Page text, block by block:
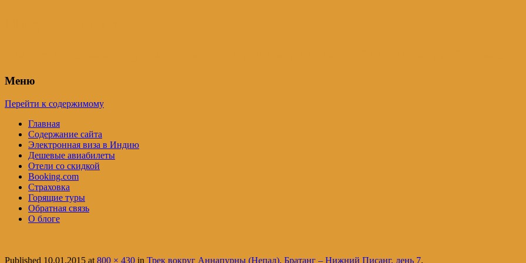
Меню
Перейти к содержимому
Главная
Содержание сайта
Электронная виза в Индию
Дешевые авиабилеты
Отели со скидкой
Booking.com
Страховка
Горящие туры
Обратная связь
О блоге
Published 10.01.2015 at800 × 430 in Трек вокруг Аннапурны (Непал), Братанг – Нижний Писанг, день 7.